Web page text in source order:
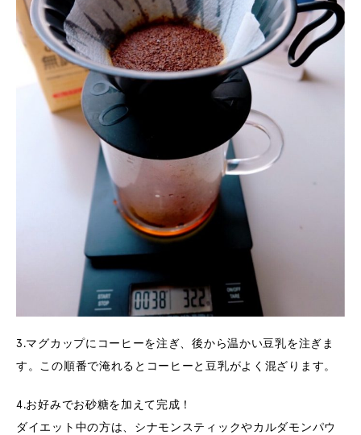
3.マグカップにコーヒーを注ぎ、後から温かい豆乳を注ぎま
す。この順番で淹れるとコーヒーと豆乳がよく混ざります。
4.お好みでお砂糖を加えて完成！
ダイエット中の方は、シナモンスティックやカルダモンパウ